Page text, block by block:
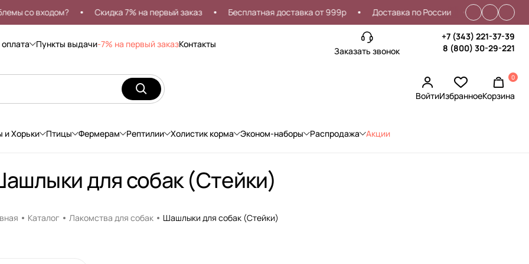
со входом? Скидка 7% на первый заказ Бесплатная доставка от 999р Доставка по России Проблемы со
Пункты выдачи-7% на первый заказКонтакты
Заказать звонок
+7 (343) 221-37-39
8 (800) 30-29-221
ВойтиИзбранное
0
Корзина
и Хорьки Птицы Фермерам Рептилии Холистик корма Эконом-наборы Распродажа Акции
для собак (Стейки)
Каталог Лакомства для собак Шашлыки для собак (Стейки)